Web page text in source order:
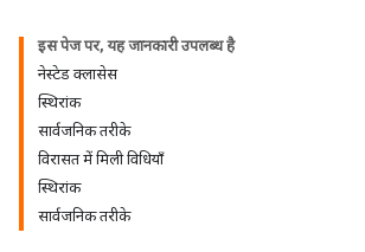
इस पेज पर, यह जानकारी उपलब्ध है
नेस्टेड क्लासेस
स्थिरांक
सार्वजनिक तरीके
विरासत में मिली विधियाँ
स्थिरांक
सार्वजनिक तरीके